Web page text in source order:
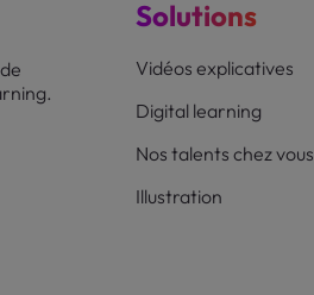
Solutions
Vidéos explicatives
Digital learning
Nos talents chez vous
Illustration